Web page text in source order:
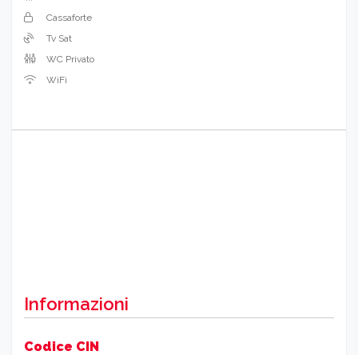
Cassaforte
Tv Sat
WC Privato
WiFi
Informazioni
Codice CIN